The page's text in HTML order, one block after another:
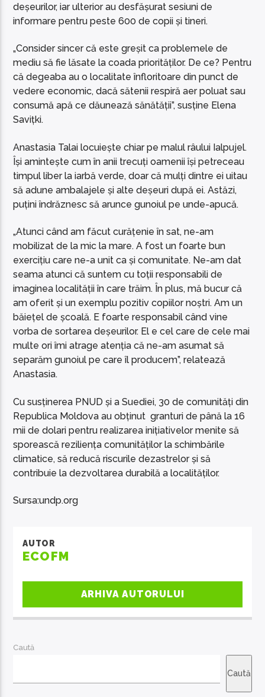
deșeurilor, iar ulterior au desfășurat sesiuni de
informare pentru peste 600 de copii și tineri.
„Consider sincer că este greșit ca problemele de
mediu să fie lăsate la coada priorităților. De ce? Pentru
că degeaba au o localitate înfloritoare din punct de
vedere economic, dacă sătenii respiră aer poluat sau
consumă apă ce dăunează sănătății”, susține Elena
Savițki.
Anastasia Talai locuiește chiar pe malul râului Ialpujel.
Își amintește cum în anii trecuți oamenii își petreceau
timpul liber la iarbă verde, doar că mulți dintre ei uitau
să adune ambalajele și alte deșeuri după ei. Astăzi,
puțini îndrăznesc să arunce gunoiul pe unde-apucă.
„Atunci când am făcut curățenie în sat, ne-am
mobilizat de la mic la mare. A fost un foarte bun
exercițiu care ne-a unit ca și comunitate. Ne-am dat
seama atunci că suntem cu toții responsabili de
imaginea localității în care trăim. În plus, mă bucur că
am oferit și un exemplu pozitiv copiilor noștri. Am un
băiețel de școală. E foarte responsabil când vine
vorba de sortarea deșeurilor. El e cel care de cele mai
multe ori îmi atrage atenția că ne-am asumat să
separăm gunoiul pe care îl producem”, relatează
Anastasia.
Cu susținerea PNUD și a Suediei, 30 de comunități din
Republica Moldova au obținut granturi de până la 16
mii de dolari pentru realizarea inițiativelor menite să
sporească reziliența comunităților la schimbările
climatice, să reducă riscurile dezastrelor și să
contribuie la dezvoltarea durabilă a localităților.
Sursa:undp.org
AUTOR
ECOFM
ARHIVA AUTORULUI
Caută
Caută